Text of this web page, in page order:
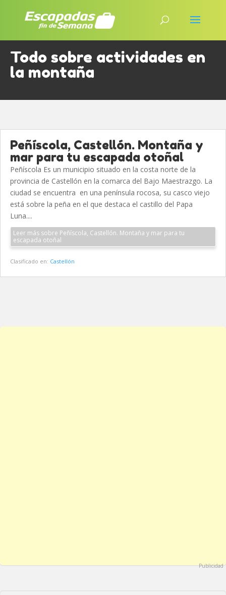
Todo sobre actividades en
la montaña
Peñíscola, Castellón. Montaña y
mar para tu escapada otoñal
Peñíscola Es un municipio situado en la costa norte de la
provincia de Castellón en la comarca del Bajo Maestrazgo. La
ciudad se encuentra en una península rocosa, su casco viejo
está sobre la peña en el que destaca el castillo del Papa
Luna....
Leer más sobre Peñíscola, Castellón. Montaña y mar para tu
escapada otoñal
Clasificado en: Castellón
Publicidad